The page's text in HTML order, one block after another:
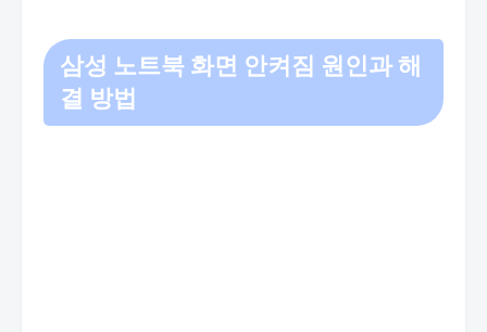
삼성 노트북 화면 안켜짐 원인과 해
결 방법